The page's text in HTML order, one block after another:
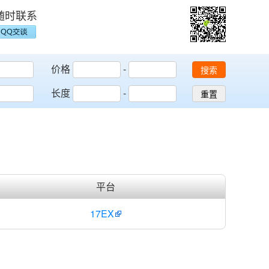
时联系
价格
-
长度
-
搜索
重置
平台
17EX